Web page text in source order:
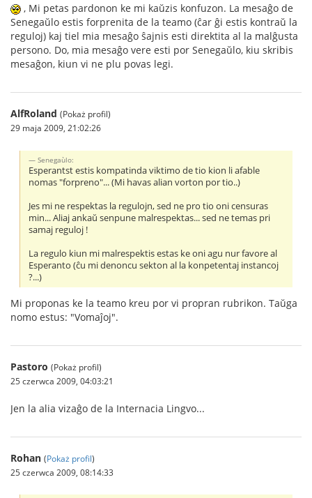
, Mi petas pardonon ke mi kaŭzis konfuzon. La mesaĝo de
Senegaŭlo estis forprenita de la teamo (ĉar ĝi estis kontraŭ la
reguloj) kaj tiel mia mesaĝo ŝajnis esti direktita al la malĝusta
persono. Do, mia mesaĝo vere esti por Senegaŭlo, kiu skribis
mesaĝon, kiun vi ne plu povas legi.
AlfRoland (Pokaż profil)
29 maja 2009, 21:02:26
Senegaùlo:
Esperantst estis kompatinda viktimo de tio kion li afable
nomas "forpreno"... (Mi havas alian vorton por tio..)
Jes mi ne respektas la regulojn, sed ne pro tio oni censuras
min... Aliaj ankaŭ senpune malrespektas... sed ne temas pri
samaj reguloj !
La regulo kiun mi malrespektis estas ke oni agu nur favore al
Esperanto (ĉu mi denoncu sekton al la konpetentaj instancoj
?...)
Mi proponas ke la teamo kreu por vi propran rubrikon. Taŭga
nomo estus: "Vomaĵoj".
Pastoro (Pokaż profil)
25 czerwca 2009, 04:03:21
Jen la alia vizaĝo de la Internacia Lingvo...
Rohan (Pokaż profil)
25 czerwca 2009, 08:14:33